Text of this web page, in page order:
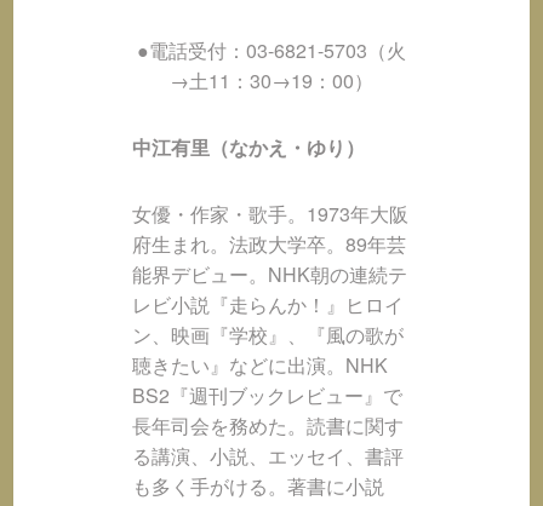
●電話受付：03-6821-5703（火
→土11：30→19：00）
中江有里（なかえ・ゆり）
女優・作家・歌手。1973年大阪
府生まれ。法政大学卒。89年芸
能界デビュー。NHK朝の連続テ
レビ小説『走らんか！』ヒロイ
ン、映画『学校』、『風の歌が
聴きたい』などに出演。NHK
BS2『週刊ブックレビュー』で
長年司会を務めた。読書に関す
る講演、小説、エッセイ、書評
も多く手がける。著書に小説